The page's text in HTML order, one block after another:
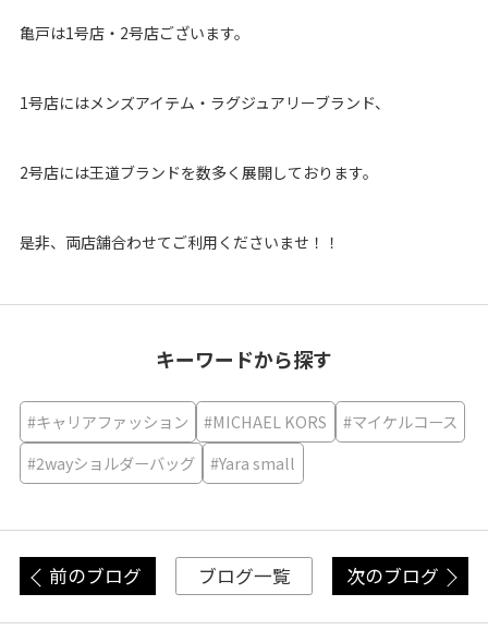
亀戸は1号店・2号店ございます。
1号店にはメンズアイテム・ラグジュアリーブランド、
2号店には王道ブランドを数多く展開しております。
是非、両店舗合わせてご利用くださいませ！！
キーワードから探す
#キャリアファッション #MICHAEL KORS
#マイケルコース
#2wayショルダーバッグ
#Yara small
前のブログ ブログ一覧 次のブログ